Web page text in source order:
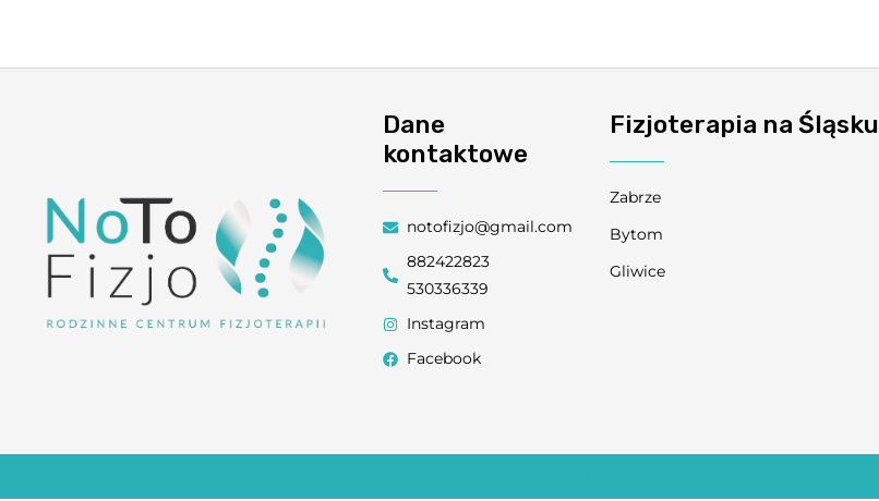
Dane
kontaktowe
notofizjo@gmail.com
882422823
530336339
Instagram
Facebook
Fizjoterapia na Śląsku
Zabrze
Bytom
Gliwice